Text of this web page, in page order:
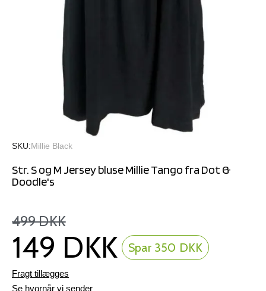
SKU Millie Black
Str. S og M Jersey bluse Millie Tango fra Dot &
Doodle's
499 DKK
149 DKK Spar 350 DKK
Fragt tillægges
Se hvornår vi sender